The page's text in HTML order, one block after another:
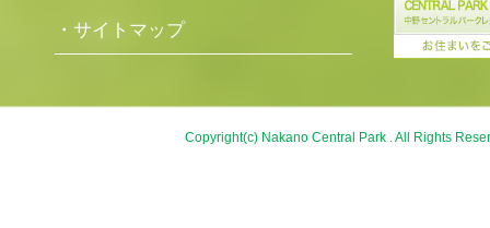
・サイトマップ
Copyright(c) Nakano Central Park . All Rights